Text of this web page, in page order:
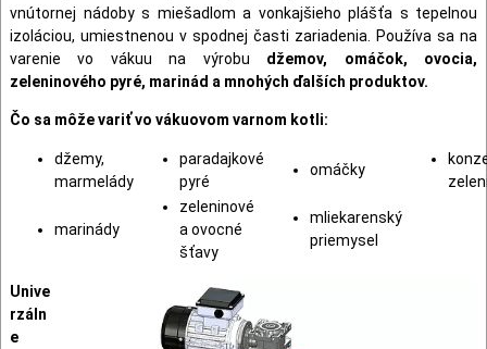
vnútornej nádoby s miešadlom a vonkajšieho plášťa s tepelnou
izoláciou, umiestnenou v spodnej časti zariadenia. Používa sa na
varenie vo vákuu na výrobu džemov, omáčok, ovocia,
zeleninového pyré, marinád a mnohých ďalších produktov.
Čo sa môže variť vo vákuovom varnom kotli:
džemy,
marmelády
paradajkové
pyré
omáčky
marinády
zeleninové
a ovocné
šťavy
mliekarenský
priemysel
Unive
rzáln
e